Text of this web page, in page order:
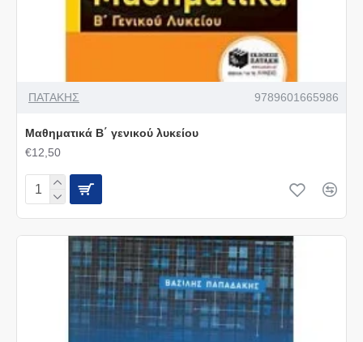
ΠΑΤΑΚΗΣ 9789601665986
Μαθηματικά Β΄ γενικού λυκείου
€12,50